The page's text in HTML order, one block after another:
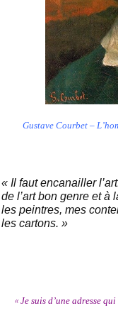
Gustave Courbet –
« Il faut encanailler
de l’art bon genre et à
les peintres, mes
les cartons. »
«Je suis d’une adresse